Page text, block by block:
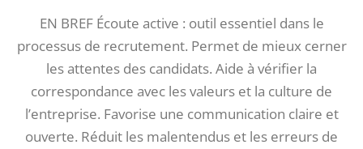
EN BREF Écoute active : outil essentiel dans le
processus de recrutement. Permet de mieux cerner
les attentes des candidats. Aide à vérifier la
correspondance avec les valeurs et la culture de
l’entreprise. Favorise une communication claire et
ouverte. Réduit les malentendus et les erreurs de